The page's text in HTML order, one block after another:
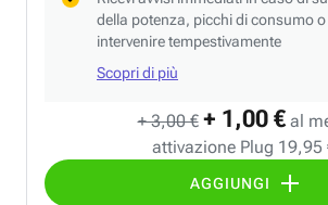
+ 3,00 € + 1,00 € al
attivazione Plug 19,95
AGGIUNGI
della potenza, picchi di consumo
intervenire tempestivamente
Scopri di più